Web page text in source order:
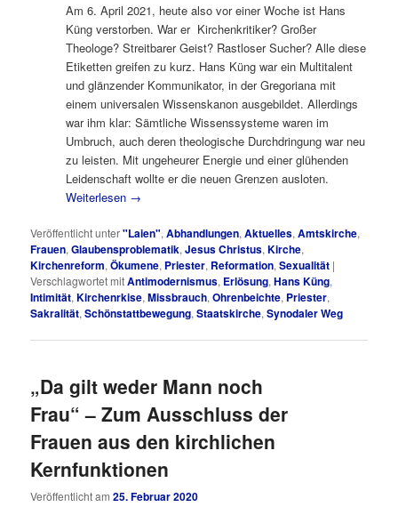
Am 6. April 2021, heute also vor einer Woche ist Hans
Küng verstorben. War er Kirchenkritiker? Großer
Theologe? Streitbarer Geist? Rastloser Sucher? Alle diese
Etiketten greifen zu kurz. Hans Küng war ein Multitalent
und glänzender Kommunikator, in der Gregoriana mit
einem universalen Wissenskanon ausgebildet. Allerdings
war ihm klar: Sämtliche Wissenssysteme waren im
Umbruch, auch deren theologische Durchdringung war neu
zu leisten. Mit ungeheurer Energie und einer glühenden
Leidenschaft wollte er die neuen Grenzen ausloten.
Weiterlesen →
Veröffentlicht unter"Laien",Abhandlungen,Aktuelles,Amtskirche,
Frauen,Glaubensproblematik,Jesus Christus,Kirche,
Kirchenreform,Ökumene, Priester, Reformation,Sexualität |
Verschlagwortet mitAntimodernismus, Erlösung,Hans Küng,
Intimität,Kirchenrkise,Missbrauch,Ohrenbeichte, Priester,
Sakralität,Schönstattbewegung,Staatskirche,Synodaler Weg
„Da gilt weder Mann noch
Frau“ – Zum Ausschluss der
Frauen aus den kirchlichen
Kernfunktionen
Veröffentlicht am25. Februar 2020